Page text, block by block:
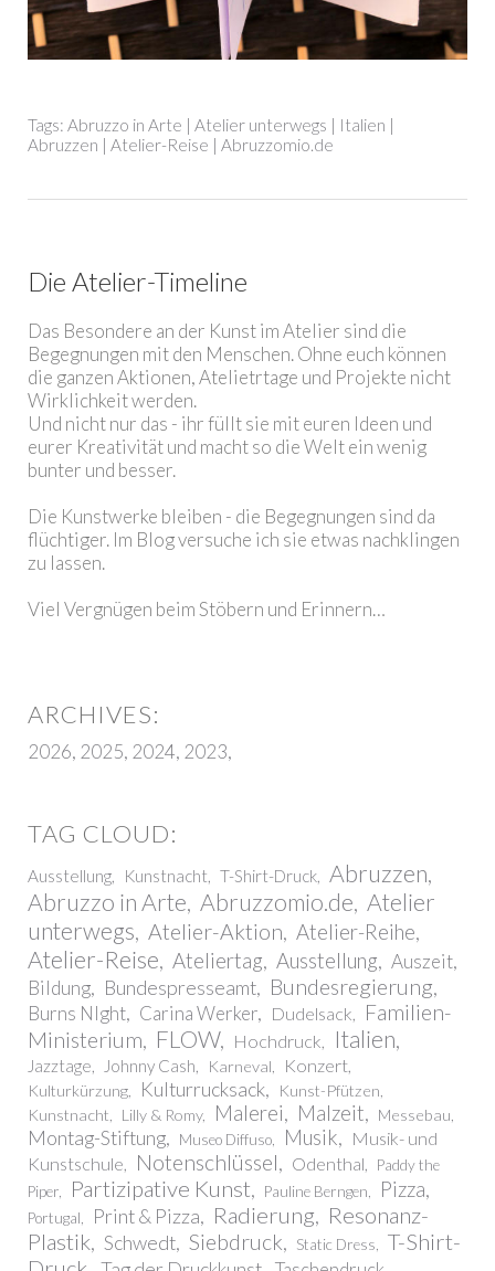
Tags: Abruzzo in Arte | Atelier unterwegs | Italien |
Abruzzen | Atelier-Reise | Abruzzomio.de
Die Atelier-Timeline
Das Besondere an der Kunst im Atelier sind die
Begegnungen mit den Menschen. Ohne euch können
die ganzen Aktionen, Atelietrtage und Projekte nicht
Wirklichkeit werden.
Und nicht nur das - ihr füllt sie mit euren Ideen und
eurer Kreativität und macht so die Welt ein wenig
bunter und besser.
Die Kunstwerke bleiben - die Begegnungen sind da
flüchtiger. Im Blog versuche ich sie etwas nachklingen
zu lassen.
Viel Vergnügen beim Stöbern und Erinnern…
2026 2025 2024 2023
Ausstellung Kunstnacht T-Shirt-Druck
Abruzzen
Abruzzo in Arte Abruzzomio.de Atelier
unterwegs Atelier-Aktion Atelier-Reihe
Atelier-Reise Ateliertag Ausstellung
Auszeit
Bildung
Bundespresseamt Bundesregierung
Burns NIght Carina Werker Dudelsack
Familien-
Ministerium
FLOW Hochdruck Italien
Jazztage Johnny Cash Karneval Konzert
Kulturkürzung Kulturrucksack
Kunst-Pfützen
Kunstnacht
Lilly & Romy Malerei Malzeit Messebau
Montag-Stiftung Museo Diffuso Musik
Musik- und
Kunstschule
Notenschlüssel Odenthal
Paddy the
Piper
Partizipative Kunst Pauline Berngen Pizza
Portugal Print & Pizza Radierung
Resonanz-
Plastik Schwedt Siebdruck Static Dress
T-Shirt-